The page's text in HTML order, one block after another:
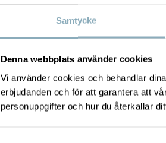
Samtycke
Denna webbplats använder cookies
Vi använder cookies och behandlar
erbjudanden och för att garantera att
personuppgifter och hur du återkallar